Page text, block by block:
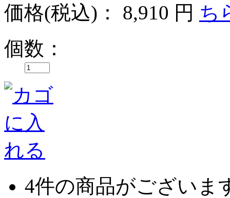
価格(税込) ： 8,910 円
個数：
4件の商品がございま